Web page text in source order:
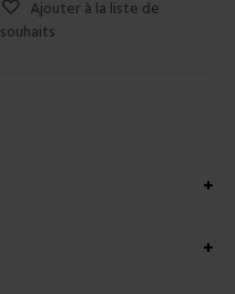
Ajouter à la liste de
souhaits